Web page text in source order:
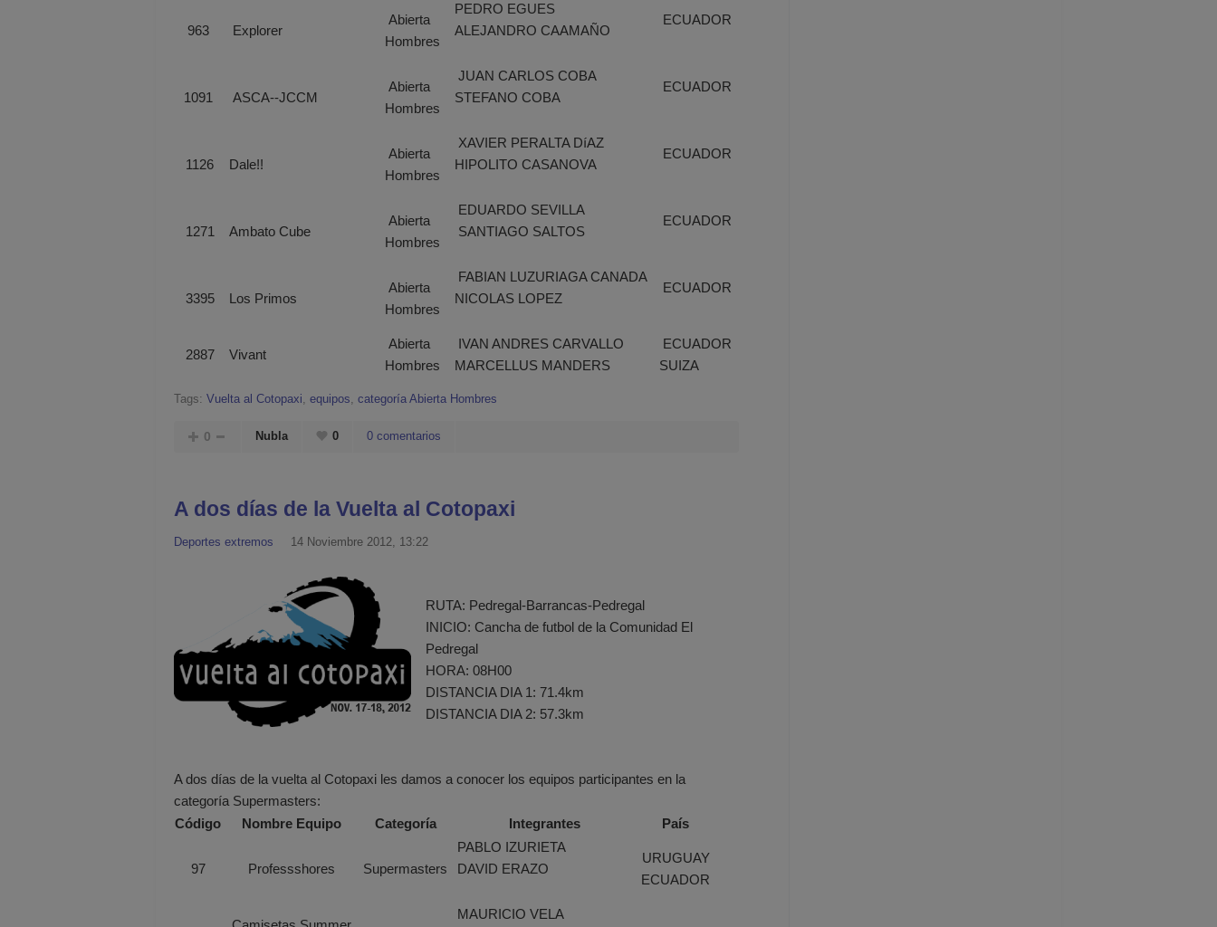
963 Explorer
Abierta
Hombres
PEDRO EGUES
ALEJANDRO CAAMAÑO
ECUADOR
1091 ASCA-­‐JCCM
Abierta
Hombres
JUAN CARLOS COBA
STEFANO COBA
ECUADOR
1126 Dale!!
Abierta
Hombres
XAVIER PERALTA DíAZ
HIPOLITO CASANOVA
ECUADOR
1271 Ambato Cube
Abierta
Hombres
EDUARDO SEVILLA
SANTIAGO SALTOS
ECUADOR
3395 Los Primos
Abierta
Hombres
FABIAN LUZURIAGA CANADA
NICOLAS LOPEZ
ECUADOR
2887 Vivant
Abierta
Hombres
IVAN ANDRES CARVALLO
MARCELLUS MANDERS
ECUADOR
SUIZA
Tags: Vuelta al Cotopaxi, equipos, categoría Abierta Hombres
0 Nubla 0 0 comentarios
A dos días de la Vuelta al Cotopaxi
Deportes extremos 14 Noviembre 2012, 13:22
RUTA: Pedregal-Barrancas-Pedregal
INICIO: Cancha de futbol de la Comunidad El
Pedregal
HORA: 08H00
DISTANCIA DIA 1: 71.4km
DISTANCIA DIA 2: 57.3km
A dos días de la vuelta al Cotopaxi les damos a conocer los equipos participantes en la
categoría Supermasters:
Código
Nombre Equipo Categoría Integrantes País
97 Professshores Supermasters
PABLO IZURIETA
DAVID ERAZO
URUGUAY
ECUADOR
MAURICIO VELA